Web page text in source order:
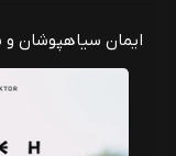
ایمان سیاهپوشان و